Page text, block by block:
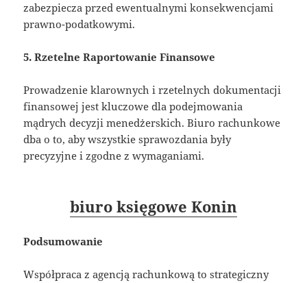
zabezpiecza przed ewentualnymi konsekwencjami
prawno-podatkowymi.
5. Rzetelne Raportowanie Finansowe
Prowadzenie klarownych i rzetelnych dokumentacji
finansowej jest kluczowe dla podejmowania
mądrych decyzji menedżerskich. Biuro rachunkowe
dba o to, aby wszystkie sprawozdania były
precyzyjne i zgodne z wymaganiami.
biuro księgowe Konin
Podsumowanie
Współpraca z agencją rachunkową to strategiczny